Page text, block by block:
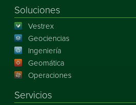
Soluciones
Vestrex
Geociencias
Ingeniería
Geomática
Operaciones
Servicios